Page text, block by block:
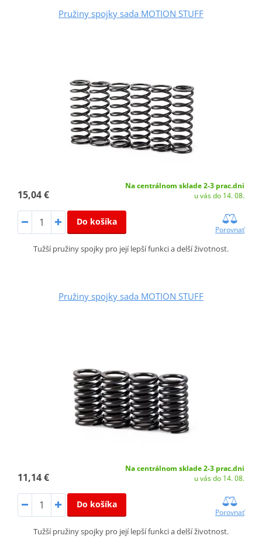
Pružiny spojky sada MOTION STUFF
15,04 €
Na centrálnom sklade 2-3 prac.dni
u vás do 14. 08.
Do košíka
Porovnať
Tužší pružiny spojky pro její lepší funkci a delší životnost.
Pružiny spojky sada MOTION STUFF
11,14 €
Na centrálnom sklade 2-3 prac.dni
u vás do 14. 08.
Do košíka
Porovnať
Tužší pružiny spojky pro její lepší funkci a delší životnost.